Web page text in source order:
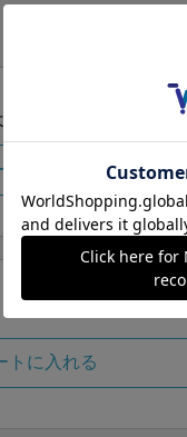
S・M・Lの3つ
当店にお任せ
トに入れる
トに入れる